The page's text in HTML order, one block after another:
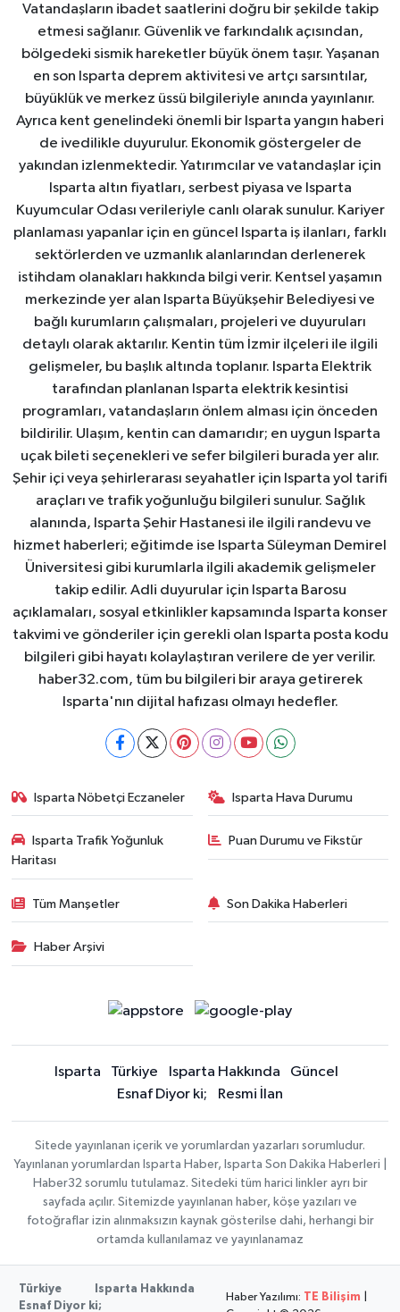
Vatandaşların ibadet saatlerini doğru bir şekilde takip
etmesi sağlanır. Güvenlik ve farkındalık açısından,
bölgedeki sismik hareketler büyük önem taşır. Yaşanan
en son Isparta deprem aktivitesi ve artçı sarsıntılar,
büyüklük ve merkez üssü bilgileriyle anında yayınlanır.
Ayrıca kent genelindeki önemli bir Isparta yangın haberi
de ivedilikle duyurulur. Ekonomik göstergeler de
yakından izlenmektedir. Yatırımcılar ve vatandaşlar için
Isparta altın fiyatları, serbest piyasa ve Isparta
Kuyumcular Odası verileriyle canlı olarak sunulur. Kariyer
planlaması yapanlar için en güncel Isparta iş ilanları, farklı
sektörlerden ve uzmanlık alanlarından derlenerek
istihdam olanakları hakkında bilgi verir. Kentsel yaşamın
merkezinde yer alan Isparta Büyükşehir Belediyesi ve
bağlı kurumların çalışmaları, projeleri ve duyuruları
detaylı olarak aktarılır. Kentin tüm İzmir ilçeleri ile ilgili
gelişmeler, bu başlık altında toplanır. Isparta Elektrik
tarafından planlanan Isparta elektrik kesintisi
programları, vatandaşların önlem alması için önceden
bildirilir. Ulaşım, kentin can damarıdır; en uygun Isparta
uçak bileti seçenekleri ve sefer bilgileri burada yer alır.
Şehir içi veya şehirlerarası seyahatler için Isparta yol tarifi
araçları ve trafik yoğunluğu bilgileri sunulur. Sağlık
alanında, Isparta Şehir Hastanesi ile ilgili randevu ve
hizmet haberleri; eğitimde ise Isparta Süleyman Demirel
Üniversitesi gibi kurumlarla ilgili akademik gelişmeler
takip edilir. Adli duyurular için Isparta Barosu
açıklamaları, sosyal etkinlikler kapsamında Isparta konser
takvimi ve gönderiler için gerekli olan Isparta posta kodu
bilgileri gibi hayatı kolaylaştıran verilere de yer verilir.
haber32.com, tüm bu bilgileri bir araya getirerek
Isparta'nın dijital hafızası olmayı hedefler.
Isparta Nöbetçi Eczaneler Isparta Hava Durumu
Isparta Trafik Yoğunluk
Haritası
Puan Durumu ve Fikstür
Tüm Manşetler Son Dakika Haberleri
Haber Arşivi
Isparta Türkiye Isparta Hakkında
Güncel
Esnaf Diyor ki;
Resmi İlan
Sitede yayınlanan içerik ve yorumlardan yazarları sorumludur.
Yayınlanan yorumlardan Isparta Haber, Isparta Son Dakika Haberleri |
Haber32 sorumlu tutulamaz. Sitedeki tüm harici linkler ayrı bir
sayfada açılır. Sitemizde yayınlanan haber, köşe yazıları ve
fotoğraflar izin alınmaksızın kaynak gösterilse dahi, herhangi bir
ortamda kullanılamaz ve yayınlanamaz
Türkiye
Isparta Hakkında
Esnaf Diyor ki;
Haber Yazılımı: TE Bilişim